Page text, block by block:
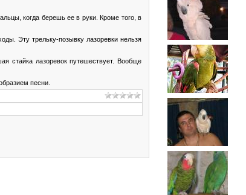
когда берешь ее в руки. Кроме того, в
Эту трельку-позывку лазоревки нельзя
стайка лазоревок путешествует. Вообще
песни.